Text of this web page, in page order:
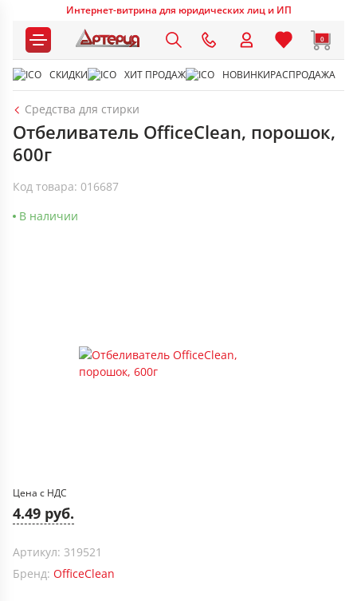
Интернет-витрина для юридических лиц и ИП
0
СКИДКИ ХИТ ПРОДАЖ НОВИНКИРАСПРОДАЖА
Средства для стирки
Отбеливатель OfficeClean, порошок,
600г
Код товара: 016687
В наличии
Цена с НДС
4.49 руб.
Артикул: 319521
Бренд: OfficeClean